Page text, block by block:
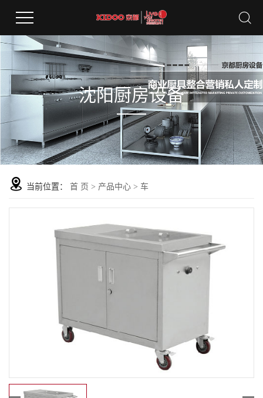
沈阳厨房设备
当前位置： 首 页 > 产品中心 > 车